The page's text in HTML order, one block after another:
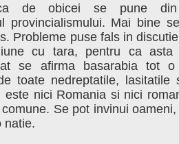
ca de obicei se pune
provincialismului. Mai bine
Probleme puse fals in
cu tara, pentru ca asta
se afirma basarabia tot o
toate nedreptatile, lasitatile
este nici Romania si nici
Se pot invinui
natie.